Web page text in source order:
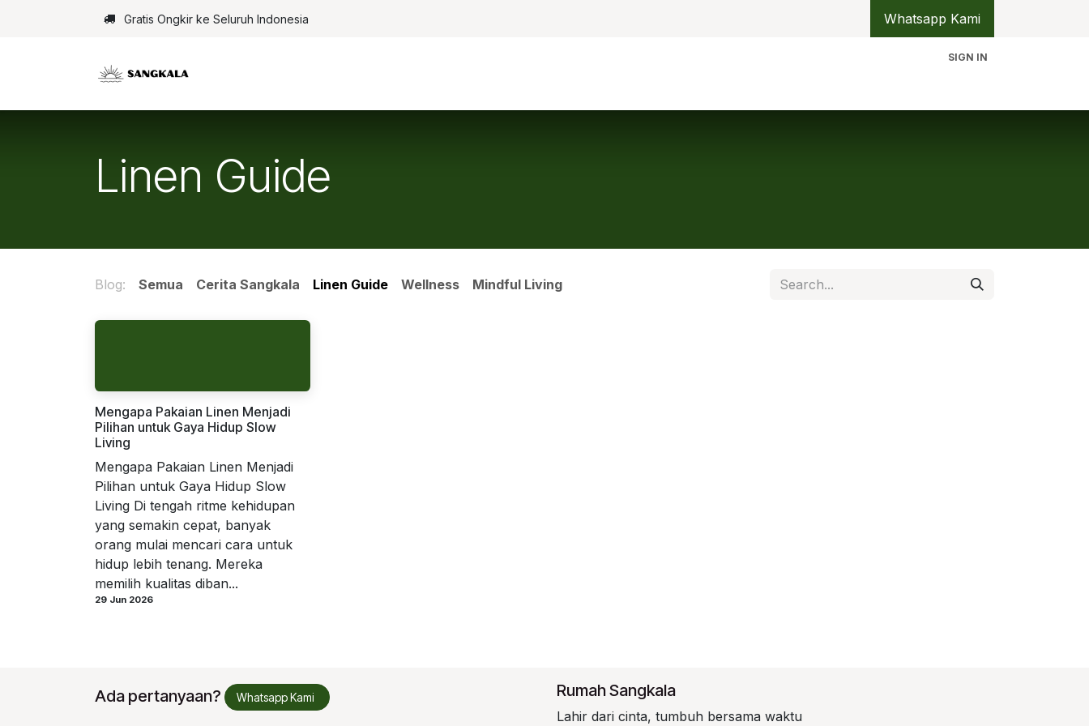
Gratis Ongkir ke Seluruh Indonesia Whatsapp Kami
SIGN IN
Linen Guide
Blog: Semua Cerita Sangkala Linen Guide Wellness Mindful Living
Mengapa Pakaian Linen Menjadi
Pilihan untuk Gaya Hidup Slow
Living
Mengapa Pakaian Linen Menjadi
Pilihan untuk Gaya Hidup Slow
Living Di tengah ritme kehidupan
yang semakin cepat, banyak
orang mulai mencari cara untuk
hidup lebih tenang. Mereka
memilih kualitas diban...
29 Jun 2026
Ada pertanyaan? Whatsapp Kami Rumah Sangkala
Lahir dari cinta, tumbuh bersama waktu